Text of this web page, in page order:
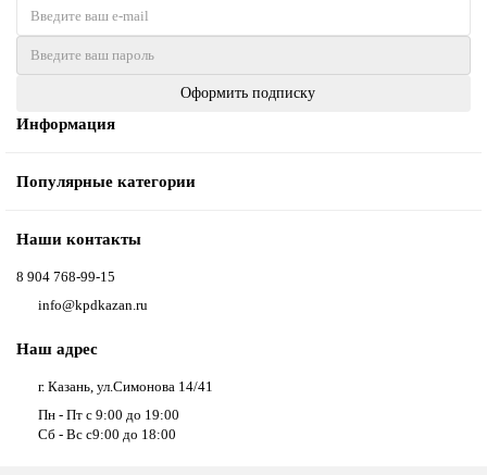
Оформить подписку
Информация
Популярные категории
Наши контакты
8 904 768-99-15
info@kpdkazan.ru
Наш адрес
г. Казань, ул.Симонова 14/41
Пн - Пт с 9:00 до 19:00
Сб - Вс с9:00 до 18:00